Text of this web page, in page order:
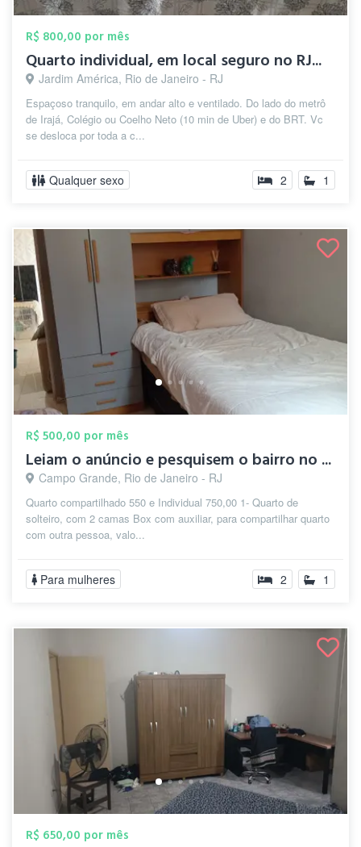
R$ 800,00 por mês
Quarto individual, em local seguro no RJ...
Jardim América, Rio de Janeiro - RJ
Espaçoso tranquilo, em andar alto e ventilado. Do lado do metrô
de Irajá, Colégio ou Coelho Neto (10 min de Uber) e do BRT. Vc
se desloca por toda a c...
Qualquer sexo 2 1
R$ 500,00 por mês
Leiam o anúncio e pesquisem o bairro no ...
Campo Grande, Rio de Janeiro - RJ
Quarto compartilhado 550 e Individual 750,00 1- Quarto de
solteiro, com 2 camas Box com auxiliar, para compartilhar quarto
com outra pessoa, valo...
Para mulheres 2 1
R$ 650,00 por mês